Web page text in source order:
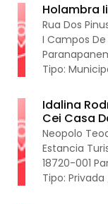
Holambra
Rua Dos
I Campos
Tipo:
Idalina
Cei Casa
Neopolo
Estancia
18720-001
Tipo: